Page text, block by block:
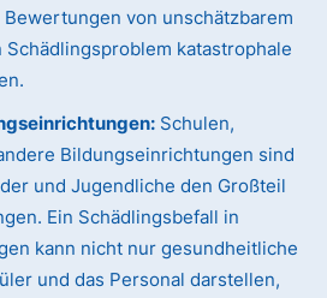
von unschätzbarem
Schädlingsproblem katastrophale
Schulen,
Bildungseinrichtungen sind
und Jugendliche den Großteil
Ein Schädlingsbefall in
kann nicht nur gesundheitliche
und das Personal darstellen,